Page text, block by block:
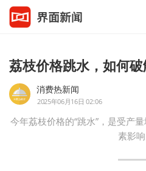
荔枝价格跳水，如何破
消费热新闻
2025年06月16日 02:06
今年荔枝价格的“跳水”，是受产
素影响